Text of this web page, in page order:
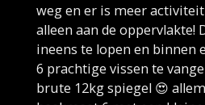
weg en er is meer
alleen aan de oppervlakte!
ineens te lopen en binnen
6 prachtige vissen te
brute 12kg spiegel 😍